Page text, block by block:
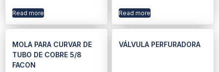
Read more Read more
MOLA PARA CURVAR DE
TUBO DE COBRE 5/8
FACON
VÁLVULA PERFURADORA